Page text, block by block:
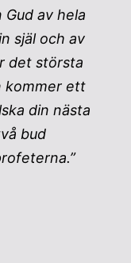
Gud av hela
själ och av
det största
kommer ett
din nästa
bud